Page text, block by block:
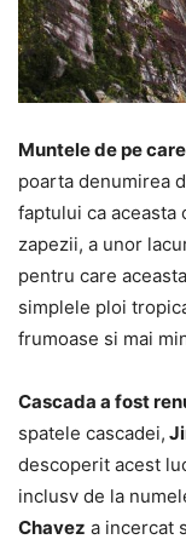
Muntele de pe
poarta denumirea
faptului ca aceasta
zapezii, a unor
pentru care
simplele ploi
frumoase si mai
Cascada a fost
spatele cascadei,
descoperit acest
inclusv de la
Chavez a incercat